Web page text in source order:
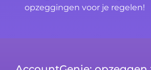
opzeggingen voor je regelen!